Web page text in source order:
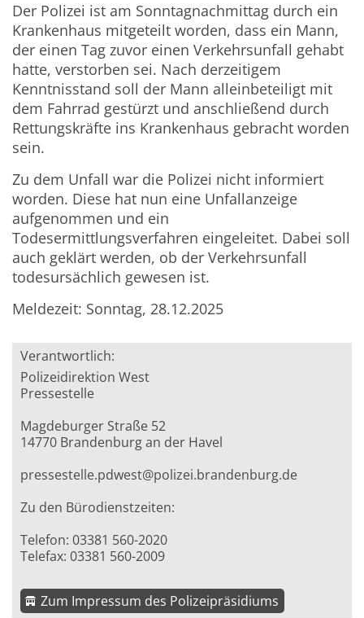
Der Polizei ist am Sonntagnachmittag durch ein
Krankenhaus mitgeteilt worden, dass ein Mann,
der einen Tag zuvor einen Verkehrsunfall gehabt
hatte, verstorben sei. Nach derzeitigem
Kenntnisstand soll der Mann alleinbeteiligt mit
dem Fahrrad gestürzt und anschließend durch
Rettungskräfte ins Krankenhaus gebracht worden
sein.
Zu dem Unfall war die Polizei nicht informiert
worden. Diese hat nun eine Unfallanzeige
aufgenommen und ein
Todesermittlungsverfahren eingeleitet. Dabei soll
auch geklärt werden, ob der Verkehrsunfall
todesursächlich gewesen ist.
Meldezeit: Sonntag, 28.12.2025
Verantwortlich:
Polizeidirektion West
Pressestelle
Magdeburger Straße 52
14770 Brandenburg an der Havel
pressestelle.pdwest@polizei.brandenburg.de
Zu den Bürodienstzeiten:
Telefon: 03381 560-2020
Telefax: 03381 560-2009
Zum Impressum des Polizeipräsidiums